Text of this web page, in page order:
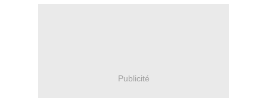
Publicité